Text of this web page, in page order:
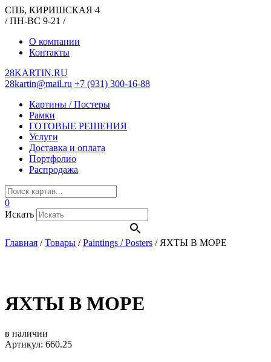
СПБ, КИРИШСКАЯ 4
/ ПН-ВС 9-21 /
О компании
Контакты
28KARTIN.RU
28kartin@mail.ru +7 (931) 300-16-88
Картины / Постеры
Рамки
ГОТОВЫЕ РЕШЕНИЯ
Услуги
Доставка и оплата
Портфолио
Распродажа
0
Искать
Главная /Товары /Paintings / Posters / ЯХТЫ В МОРЕ
ЯХТЫ В МОРЕ
в наличии
Артикул: 660.25